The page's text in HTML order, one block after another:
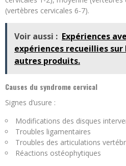
(vertèbres cervicales 6-7).
Voir aussi : Expériences
expériences recueillies sur
autres produits.
Causes du syndrome cervical
Signes d’usure :
Modifications des disques
Troubles ligamentaires
Troubles des articulations
Réactions ostéophytiques